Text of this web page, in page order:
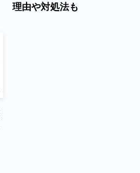
理由や対処法も